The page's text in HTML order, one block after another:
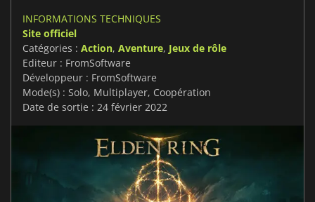
INFORMATIONS TECHNIQUES
Site officiel
Catégories : Action, Aventure, Jeux de rôle
Editeur : FromSoftware
Développeur : FromSoftware
Mode(s) : Solo, Multiplayer, Coopération
Date de sortie : 24 février 2022